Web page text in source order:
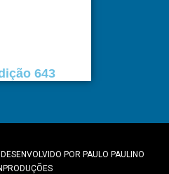
643
POR PAULO PAULINO